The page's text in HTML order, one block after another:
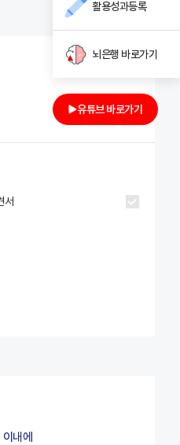
서
내에
활용성과등록
뇌은행 바로가기
유튜브 바로가기